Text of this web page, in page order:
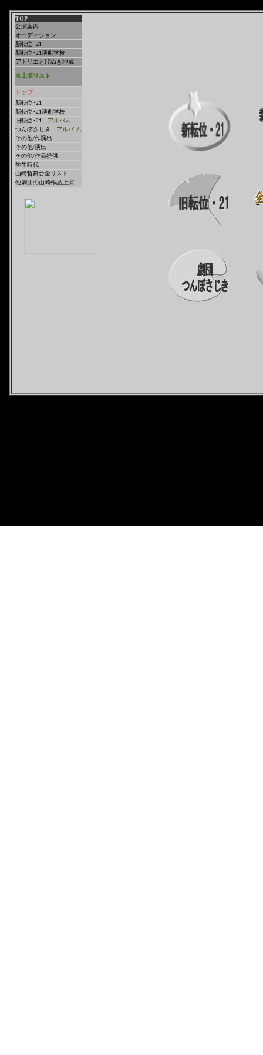
TOP
公演案内
オーディション
新転位･21
新転位･21演劇学校
アトリエとげぬき地蔵
全上演リスト
トップ
新転位･21
新転位･21演劇学校
旧転位･21
アルバム
つんぼさじき
アルバ ム
その他/作演出
その他/演出
その他/作品提供
学生時代
山崎哲舞台全リスト
他劇団の山崎作品上演